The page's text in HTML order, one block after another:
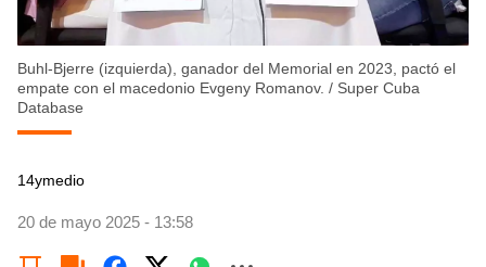
Buhl-Bjerre (izquierda), ganador del Memorial en 2023, pactó el
empate con el macedonio Evgeny Romanov. / Super Cuba
Database
14ymedio
20 de mayo 2025 - 13:58